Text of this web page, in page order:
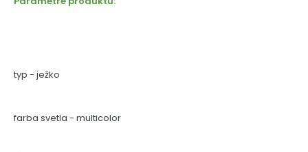
typ - ježko
farba svetla - multicolor